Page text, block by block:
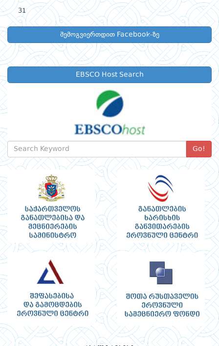
31
შემოგვიერთდით Facebook-ზე
EBSCO Host Search
Go!